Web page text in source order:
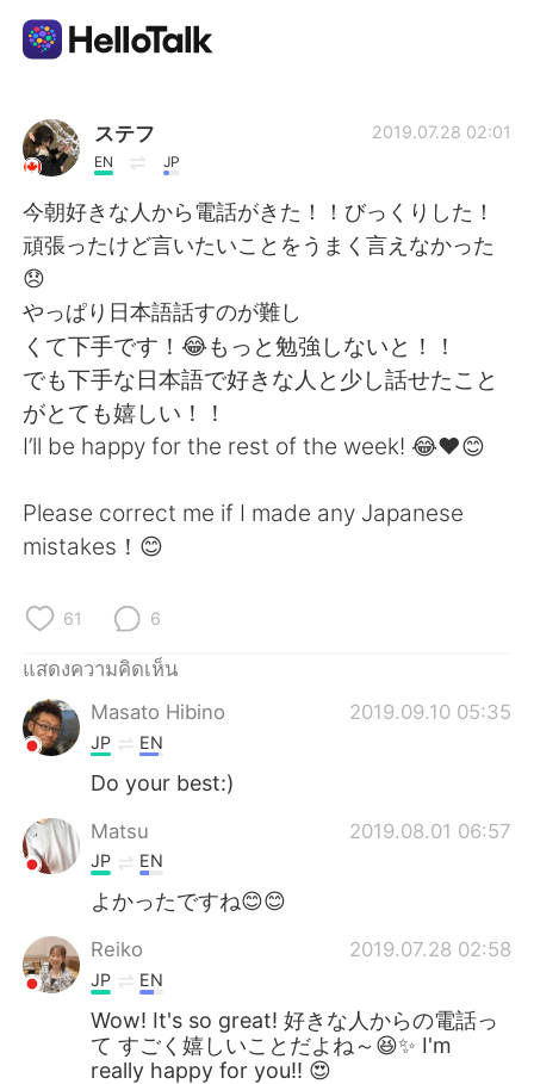
แอปแลกเปลี่ยนทางภาษา
AI Grammar Checker
ไทย
English 简体中文
繁體中文
Deutsch
Indonesia
Türkçe
Português
ステフ
EN JP
2019.07.28 02:01
今朝好きな人から電話がきた！！びっくりした！
頑張ったけど言いたいことをうまく言えなかった
😞
やっぱり日本語話すのが難し
くて下手です！😂もっと勉強しないと！！
でも下手な日本語で好きな人と少し話せたこと
がとても嬉しい！！
I’ll be happy for the rest of the week! 😂❤️😊
Please correct me if I made any Japanese
mistakes！😊
61 6
แสดงความคิดเห็น
Masato Hibino
2019.09.10 05:35
JP EN
Do your best:)
Matsu 2019.08.01 06:57
JP EN
よかったですね😊😊
Reiko 2019.07.28 02:58
JP EN
Wow! It's so great! 好きな人からの電話っ
て すごく嬉しいことだよね～😆✨ I'm
really happy for you!! 😍